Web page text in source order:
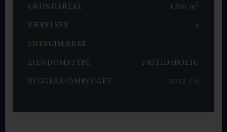
GRUNDAREAL 1200 m 2
VÆRELSER 4
ENERGIMÆRKE
EJENDOMSTYPE FRITIDSBOLIG
BYGGEÅR/OMBYGGET 2022 / 0